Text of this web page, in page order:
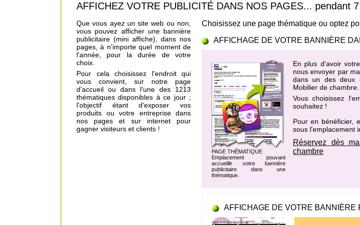
AFFICHEZ VOTRE PUBLICITÉ DANS NOS PAGES... pendant
Que vous ayez un site web ou non,
vous pouvez afficher une bannière
publicitaire (mini affiche), dans nos
pages, à n'importe quel moment de
l'année, pour la durée de votre
choix.
Pour cela choisissez l'endroit qui
vous convient, sur notre page
d'accueil ou dans l'une des 1213
thématiques disponibles à ce jour ;
l'objectif étant d'exposer vos
produits ou votre entreprise dans
nos pages et sur internet pour
gagner visiteurs et clients !
Choisissez une page thématique ou optez
AFFICHAGE DE VOTRE BANNIÈRE
PAGE THÉMATIQUE
Emplacement pouvant
accueillir votre bannière
publicitaire dans une
thématique.
En plus d'avoir
nous envoyer par
dans un desdeux
Mobilier de chambre
Vous choisissez
souhaitez !
Pour en bénéficier,
sous l'emplacement
Réservez dès
chambre
AFFICHAGE DE VOTRE BANNIÈRE